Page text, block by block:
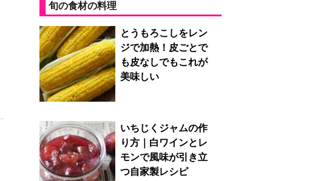
旬の食材の料理
とうもろこしをレン
ジで加熱！皮ごとで
も皮なしでもこれが
美味しい
いちじくジャムの作
り方｜白ワインとレ
モンで風味が引き立
つ自家製レシピ